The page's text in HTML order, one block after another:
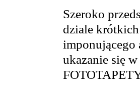
Szeroko
dziale
ukazanie się